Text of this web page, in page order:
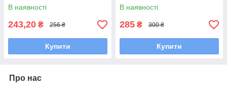
В наявності
243,20 ₴ 256 ₴
Купити
В наявності
285 ₴ 300 ₴
Купити
Про нас